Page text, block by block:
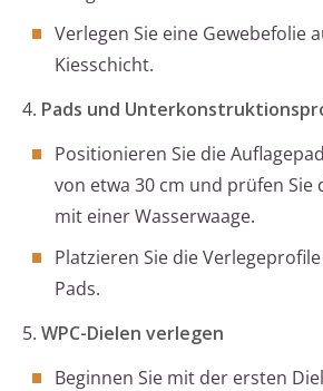
Verlegen Sie eine Gewebefolie
Kiesschicht.
4. Pads und
Positionieren Sie die
von etwa 30 cm und prüfen Sie
mit einer Wasserwaage.
Platzieren Sie die
Pads.
5. WPC-Dielen verlegen
Beginnen Sie mit der ersten